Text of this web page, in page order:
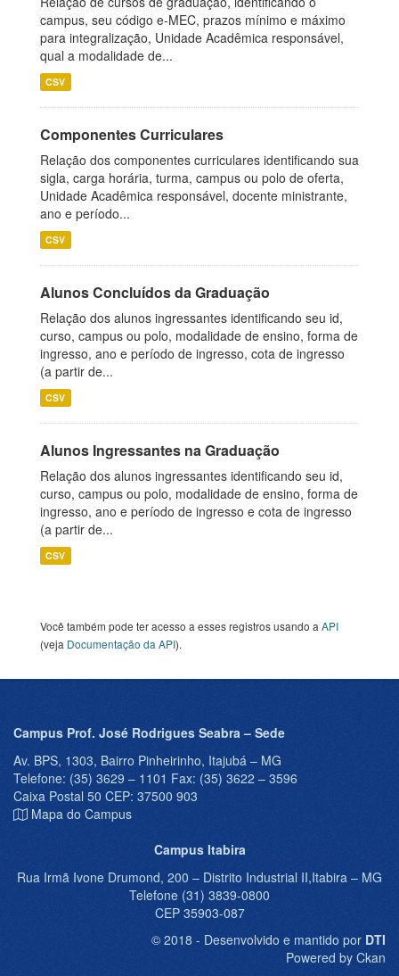
campus, seu código e-MEC, prazos mínimo e máximo
para integralização, Unidade Acadêmica responsável,
qual a modalidade de...
CSV
Componentes Curriculares
Relação dos componentes curriculares identificando sua
sigla, carga horária, turma, campus ou polo de oferta,
Unidade Acadêmica responsável, docente ministrante,
ano e período...
CSV
Alunos Concluídos da Graduação
Relação dos alunos ingressantes identificando seu id,
curso, campus ou polo, modalidade de ensino, forma de
ingresso, ano e período de ingresso, cota de ingresso
(a partir de...
CSV
Alunos Ingressantes na Graduação
Relação dos alunos ingressantes identificando seu id,
curso, campus ou polo, modalidade de ensino, forma de
ingresso, ano e período de ingresso e cota de ingresso
(a partir de...
CSV
Você também pode ter acesso a esses registros usando a API
(veja Documentação da API).
Campus Prof. José Rodrigues Seabra – Sede
Av. BPS, 1303, Bairro Pinheirinho, Itajubá – MG
Telefone: (35) 3629 – 1101 Fax: (35) 3622 – 3596
Caixa Postal 50 CEP: 37500 903
Mapa do Campus
Campus Itabira
Rua Irmã Ivone Drumond, 200 – Distrito Industrial II,Itabira – MG
Telefone (31) 3839-0800
CEP 35903-087
© 2018 - Desenvolvido e mantido por DTI
Powered by Ckan